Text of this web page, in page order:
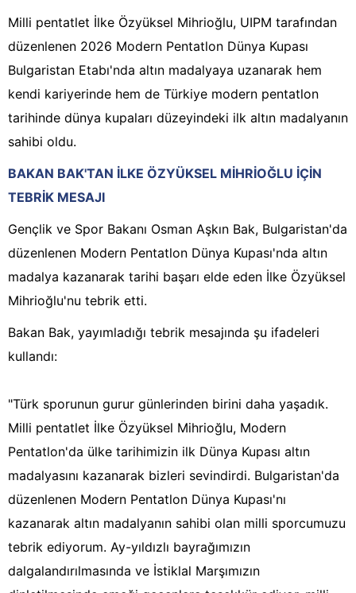
Milli pentatlet İlke Özyüksel Mihrioğlu, UIPM tarafından
düzenlenen 2026 Modern Pentatlon Dünya Kupası
Bulgaristan Etabı'nda altın madalyaya uzanarak hem
kendi kariyerinde hem de Türkiye modern pentatlon
tarihinde dünya kupaları düzeyindeki ilk altın madalyanın
sahibi oldu.
BAKAN BAK'TAN İLKE ÖZYÜKSEL MİHRİOĞLU İÇİN
TEBRİK MESAJI
Gençlik ve Spor Bakanı Osman Aşkın Bak, Bulgaristan'da
düzenlenen Modern Pentatlon Dünya Kupası'nda altın
madalya kazanarak tarihi başarı elde eden İlke Özyüksel
Mihrioğlu'nu tebrik etti.
Bakan Bak, yayımladığı tebrik mesajında şu ifadeleri
kullandı:
"Türk sporunun gurur günlerinden birini daha yaşadık.
Milli pentatlet İlke Özyüksel Mihrioğlu, Modern
Pentatlon'da ülke tarihimizin ilk Dünya Kupası altın
madalyasını kazanarak bizleri sevindirdi. Bulgaristan'da
düzenlenen Modern Pentatlon Dünya Kupası'nı
kazanarak altın madalyanın sahibi olan milli sporcumuzu
tebrik ediyorum. Ay-yıldızlı bayrağımızın
dalgalandırılmasında ve İstiklal Marşımızın